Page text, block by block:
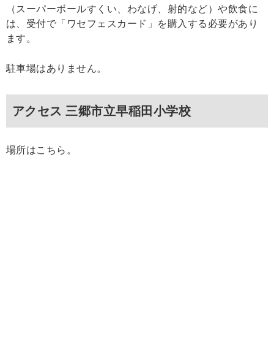
（スーパーボールすくい、わなげ、射的など）や飲食に
は、受付で「ワセフェスカード」を購入する必要があり
ます。
駐車場はありません。
アクセス 三郷市立早稲田小学校
場所はこちら。